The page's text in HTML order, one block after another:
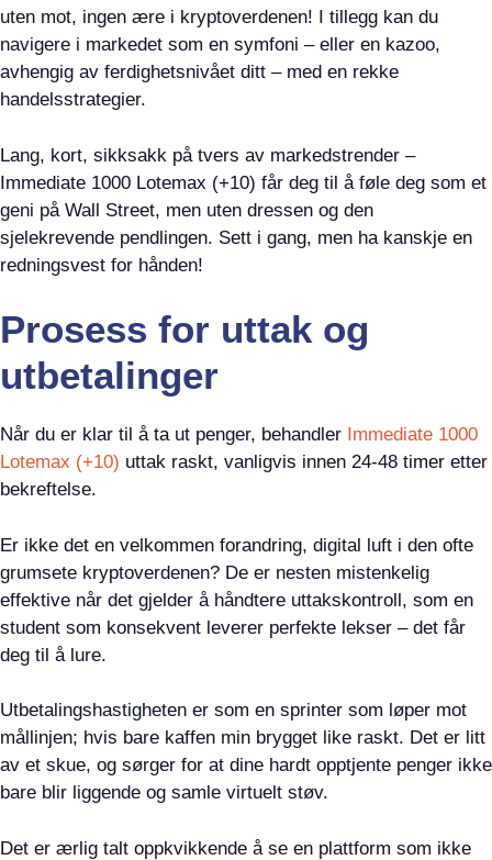
uten mot, ingen ære i kryptoverdenen! I tillegg kan du
navigere i markedet som en symfoni – eller en kazoo,
avhengig av ferdighetsnivået ditt – med en rekke
handelsstrategier.
Lang, kort, sikksakk på tvers av markedstrender –
Immediate 1000 Lotemax (+10) får deg til å føle deg som et
geni på Wall Street, men uten dressen og den
sjelekrevende pendlingen. Sett i gang, men ha kanskje en
redningsvest for hånden!
Prosess for uttak og
utbetalinger
Når du er klar til å ta ut penger, behandler Immediate 1000
Lotemax (+10) uttak raskt, vanligvis innen 24-48 timer etter
bekreftelse.
Er ikke det en velkommen forandring, digital luft i den ofte
grumsete kryptoverdenen? De er nesten mistenkelig
effektive når det gjelder å håndtere uttakskontroll, som en
student som konsekvent leverer perfekte lekser – det får
deg til å lure.
Utbetalingshastigheten er som en sprinter som løper mot
mållinjen; hvis bare kaffen min brygget like raskt. Det er litt
av et skue, og sørger for at dine hardt opptjente penger ikke
bare blir liggende og samle virtuelt støv.
Det er ærlig talt oppkvikkende å se en plattform som ikke